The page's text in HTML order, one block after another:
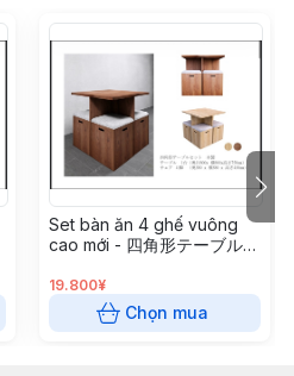
Set bàn ăn 4 ghế vuông
cao mới - 四角形テーブルセ
19.800¥
Chọn mua